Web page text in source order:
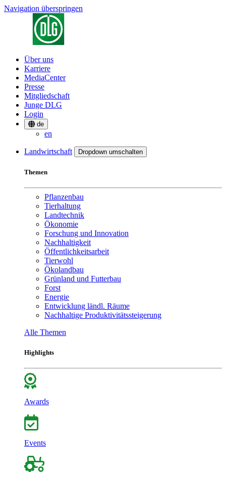
Navigation überspringen
Über uns
Karriere
MediaCenter
Presse
Mitgliedschaft
Junge DLG
Login
de
en
Landwirtschaft Dropdown umschalten
Themen
Pflanzenbau
Tierhaltung
Landtechnik
Ökonomie
Forschung und Innovation
Nachhaltigkeit
Öffentlichkeitsarbeit
Tierwohl
Ökolandbau
Grünland und Futterbau
Forst
Energie
Entwicklung ländl. Räume
Nachhaltige Produktivitätssteigerung
Alle Themen
Highlights
Awards
Events